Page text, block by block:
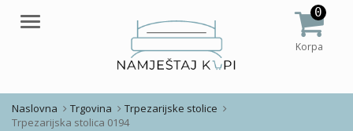
Meni
0
Korpa
Naslovna Trgovina
Trpezarijske stolice
Trpezarijska stolica 0194